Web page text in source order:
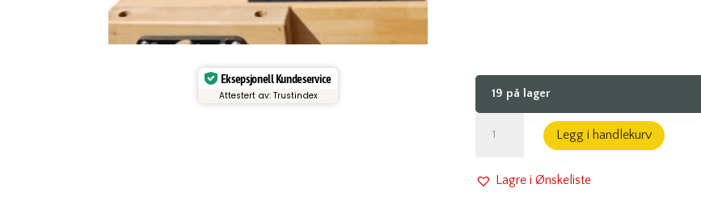
Eksepsjonell Kundeservice
Attestert av: Trustindex 19 på lager
for
Legg i handlekurv
Lagre i Ønskeliste